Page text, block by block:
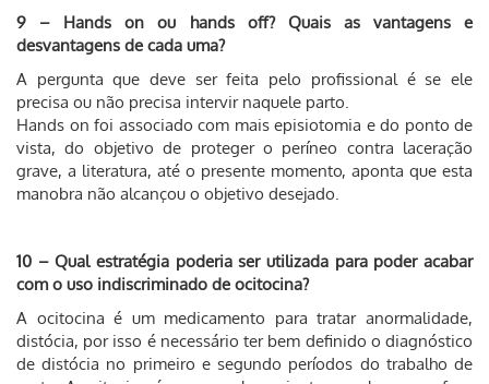
9 – Hands on ou hands off? Quais as vantagens e
desvantagens de cada uma?
A pergunta que deve ser feita pelo profissional é se ele
precisa ou não precisa intervir naquele parto.
Hands on foi associado com mais episiotomia e do ponto de
vista, do objetivo de proteger o períneo contra laceração
grave, a literatura, até o presente momento, aponta que esta
manobra não alcançou o objetivo desejado.
10 – Qual estratégia poderia ser utilizada para poder acabar
com o uso indiscriminado de ocitocina?
A ocitocina é um medicamento para tratar anormalidade,
distócia, por isso é necessário ter bem definido o diagnóstico
de distócia no primeiro e segundo períodos do trabalho de